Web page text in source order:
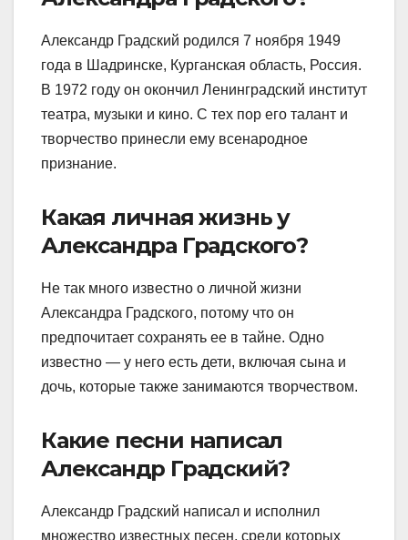
Александр Градский родился 7 ноября 1949
года в Шадринске, Курганская область, Россия.
В 1972 году он окончил Ленинградский институт
театра, музыки и кино. С тех пор его талант и
творчество принесли ему всенародное
признание.
Какая личная жизнь у
Александра Градского?
Не так много известно о личной жизни
Александра Градского, потому что он
предпочитает сохранять ее в тайне. Одно
известно — у него есть дети, включая сына и
дочь, которые также занимаются творчеством.
Какие песни написал
Александр Градский?
Александр Градский написал и исполнил
множество известных песен, среди которых